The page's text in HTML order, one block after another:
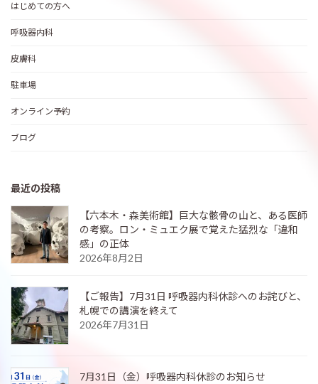
はじめての方へ
呼吸器内科
皮膚科
駐車場
オンライン予約
ブログ
最近の投稿
【六本木・森美術館】巨大な骸骨の山と、ある医師
の考察。ロン・ミュエク展で覚えた猛烈な「違和
感」の正体
2026年8月2日
【ご報告】7月31日 呼吸器内科休診へのお詫びと、
札幌での講演を終えて
2026年7月31日
7月31日（金）呼吸器内科休診のお知らせ